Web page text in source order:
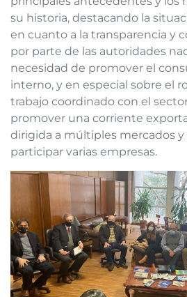
su historia, destacando la
en cuanto a la transparencia y
por parte de las autoridades
necesidad de promover el
interno, y en especial sobre el
trabajo coordinado con el
promover una corriente
dirigida a múltiples mercados
participar varias empresas.